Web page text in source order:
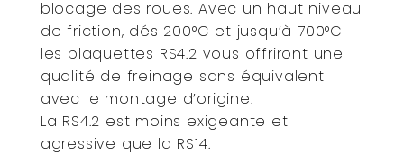
blocage des roues. Avec un haut niveau
de friction, dés 200°C et jusqu’à 700°C
les plaquettes RS4.2 vous offriront une
qualité de freinage sans équivalent
avec le montage d’origine.
La RS4.2 est moins exigeante et
agressive que la RS14.